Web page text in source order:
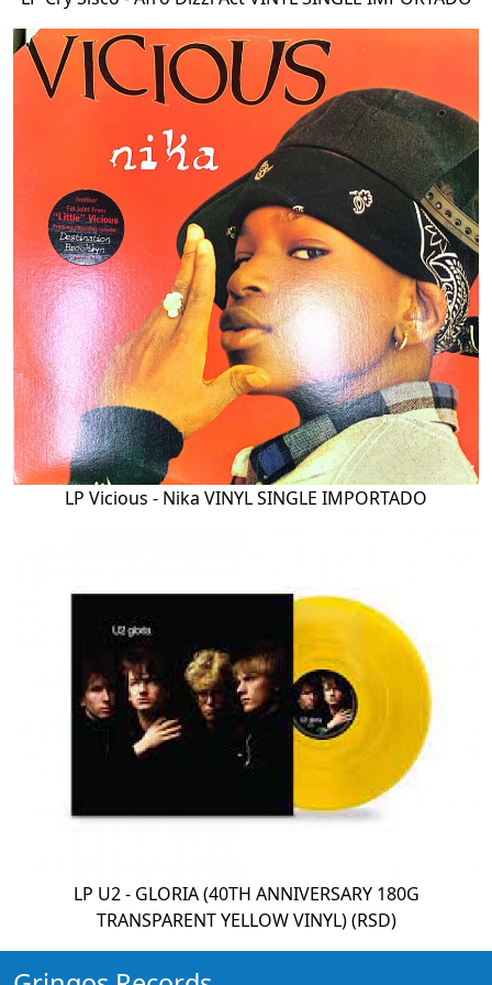
LP Vicious - Nika VINYL SINGLE IMPORTADO
LP U2 - GLORIA (40TH ANNIVERSARY 180G
TRANSPARENT YELLOW VINYL) (RSD)